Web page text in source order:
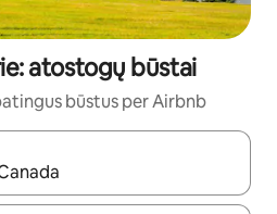
atostogų būstai
būstus per Airbnb
juos naršyti galite